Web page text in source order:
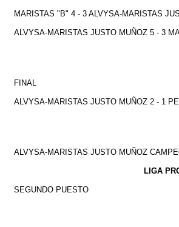
MARISTAS "B" 4 - 3 ALVYSA-MARISTAS
ALVYSA-MARISTAS JUSTO MUÑOZ 5 - 3
FINAL
ALVYSA-MARISTAS JUSTO MUÑOZ 2 - 1
ALVYSA-MARISTAS JUSTO MUÑOZ
LIGA
SEGUNDO PUESTO